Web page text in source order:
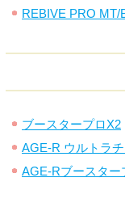
REBIVE PRO MT/
ブースタープロX2
AGE-R ウルトラ
AGE-Rブースター